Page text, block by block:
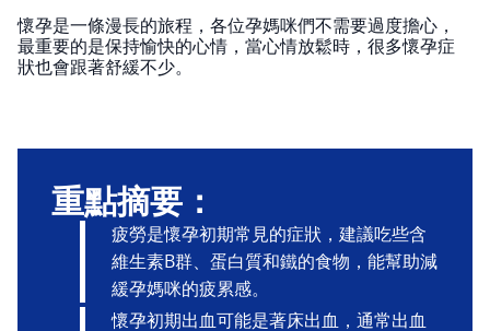
懷孕是一條漫長的旅程，各位孕媽咪們不需要過度擔心，
最重要的是保持愉快的心情，當心情放鬆時，很多懷孕症
狀也會跟著舒緩不少。
重點摘要：
疲勞是懷孕初期常見的症狀，建議吃些含
維生素B群、蛋白質和鐵的食物，能幫助減
緩孕媽咪的疲累感。
懷孕初期出血可能是著床出血，通常出血